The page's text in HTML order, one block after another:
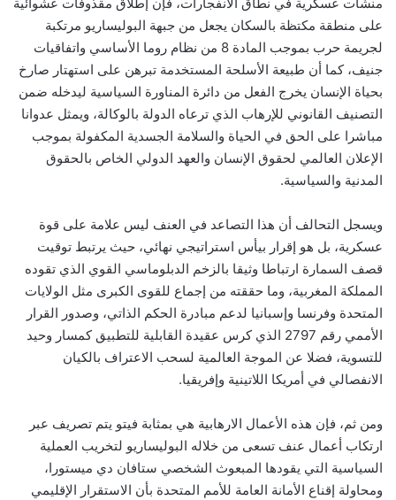
على منطقة مكتظة بالسكان يجعل من جبهة البوليساريو مرتكبة
لجريمة حرب بموجب المادة 8 من نظام روما الأساسي واتفاقيات
جنيف، كما أن طبيعة الأسلحة المستخدمة تبرهن على استهتار صارخ
بحياة الإنسان يخرج الفعل من دائرة المناورة السياسية ليدخله ضمن
التصنيف القانوني للإرهاب الذي ترعاه الدولة بالوكالة، ويمثل عدوانا
مباشرا على الحق في الحياة والسلامة الجسدية المكفولة بموجب
الإعلان العالمي لحقوق الإنسان والعهد الدولي الخاص بالحقوق
المدنية والسياسية.
ويسجل التحالف أن هذا التصاعد في العنف ليس علامة على قوة
عسكرية، بل هو إقرار بيأس استراتيجي نهائي، حيث يرتبط توقيت
قصف السمارة ارتباطا وثيقا بالزخم الدبلوماسي القوي الذي تقوده
المملكة المغربية، وما حققته من إجماع للقوى الكبرى مثل الولايات
المتحدة وفرنسا وإسبانيا لدعم مبادرة الحكم الذاتي، وصدور القرار
الأممي رقم 2797 الذي كرس عقيدة القابلية للتطبيق كمسار وحيد
للتسوية، فضلا عن الموجة العالمية لسحب الاعتراف بالكيان
الانفصالي في أمريكا اللاتينية وإفريقيا.
ومن ثم، فإن هذه الأعمال الارهابية هي بمثابة فيتو يتم تصريف عبر
ارتكاب أعمال عنف تسعى من خلاله البوليساريو لتخريب العملية
السياسية التي يقودها المبعوث الشخصي ستافان دي ميستورا،
ومحاولة إقناع الأمانة العامة للأمم المتحدة بأن الاستقرار الإقليمي